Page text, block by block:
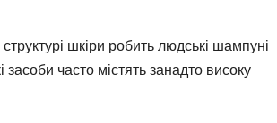
шкіри робить людські шампуні
часто містять занадто високу